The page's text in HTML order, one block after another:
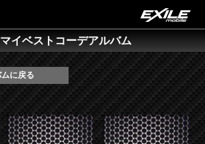
イベストコーデアルバム
に戻る